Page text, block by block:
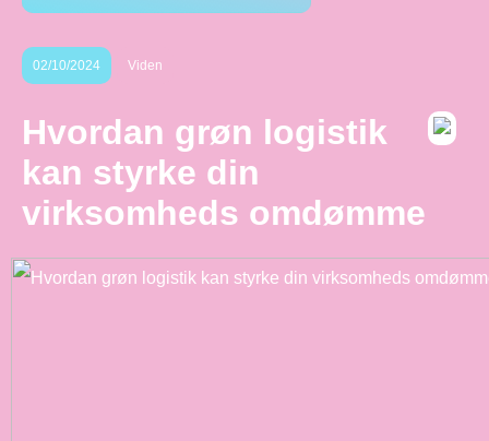
02/10/2024 Viden
Hvordan grøn logistik
kan styrke din
virksomheds omdømme